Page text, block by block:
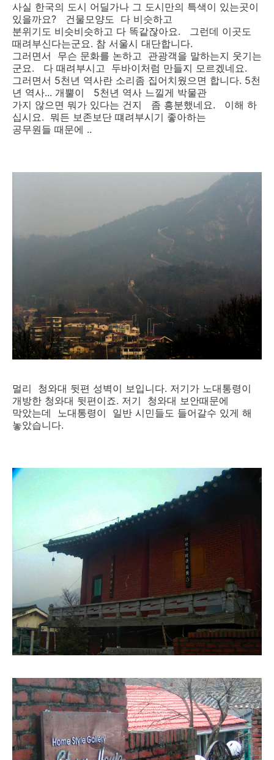
사실 한국의 도시 어딜가나 그 도시만의 특색이 있는곳이
있을까요? 건물모양도 다 비슷하고
분위기도 비슷비슷하고 다 똑같잖아요. 그런데 이곳도
때려부신다는군요. 참 서울시 대단합니다.
그러면서 무슨 문화를 논하고 관광객을 말하는지 웃기는
군요. 다 때려부시고 두바이처럼 만들지 모르겠네요.
그러면서 5천년 역사란 소리좀 집어치웠으면 합니다. 5천
년 역사... 개뿔이 5천년 역사 느낄게 박물관
가지 않으면 뭐가 있다는 건지 좀 흥분했네요. 이해 하
십시요. 뭐든 보존보단 떄려부시기 좋아하는
공무원들 때문에 ..
멀리 청와대 뒷편 성벽이 보입니다. 저기가 노대통령이
개방한 청와대 뒷편이죠. 저기 청와대 보안때문에
막았는데 노대통령이 일반 시민들도 들어갈수 있게 해
놓았습니다.